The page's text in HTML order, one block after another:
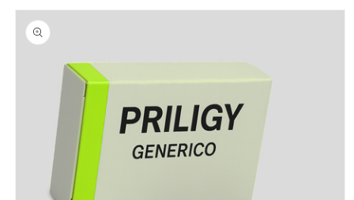
Passa alle
informazioni
sul prodotto